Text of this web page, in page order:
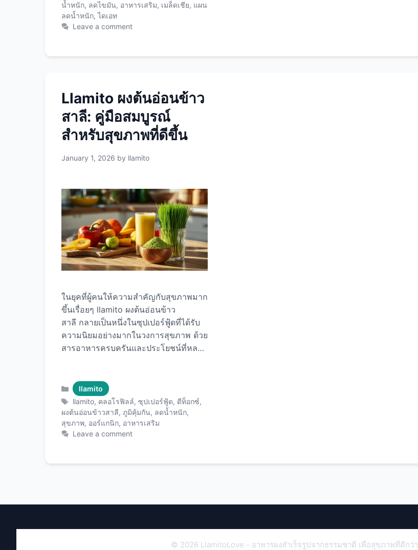
กินที่ถูกต้อง เวลาที่เหมาะสม และเคล็ดลับ
ที่จะทำให้คุณประสบความสำเร็จ
ด้วย เมล็ดเชียคุณภาพพรีเมียม ที่จะช่วย
ทำไมเมล็ดเชียถึงช่วยลดน้ำหนักได้? หลัก
น้ำหนักหายไปทันที แต่เป็น superfood ที่
ทำงานร่วมกับร่างกายเพื่อส่งเสริมการลด
น้ำหนักอย่างธรรมชาติและยั่งยืน นี่คือ
เหตุผลทางวิทยาศาสตร์: 1. ใยอาหารสูง
ทำให้อิ่มนาน เมล็ดเชีย 2 ช้อนโต๊ะ (28
กรัม) มีใยอาหาร ถึง 10 กรัม (40% ของ
ว่าผู้ที่ดื่มน้ำเมล็ดเชียก่อนอาหาร รู้สึกอิ่ม
เร็วขึ้น 24% และกินแคลอรี่ลดลง 2.
โปรตีนสูงช่วยเผาผลาญและรักษากล้าม
เนื้อ เมล็ดเชียมีโปรตีน 14-16% ซึ่งถือว่า
สูงมากสำหรับเมล็ดพืช ประโยชน์: การ
ศึกษา: American Journal of Clinical …
น้ำหนัก, ลดไขมัน, อาหารเสริม, เมล็ดเชีย, แผน
ลดน้ำหนัก,ไดเอท
Leave a comment
Llamito ผงต้นอ่อนข้าว
สาลี: คู่มือสมบูรณ์
สำหรับสุขภาพที่ดีขึ้น
January 1, 2026 by llamito
ในยุคที่ผู้คนให้ความสำคัญกับสุขภาพมาก
ขึ้นเรื่อยๆ llamito ผงต้นอ่อนข้าว
สาลี กลายเป็นหนึ่งในซุปเปอร์ฟู้ดที่ได้รับ
ความนิยมอย่างมากในวงการสุขภาพ ด้วย
สารอาหารครบครันและประโยชน์ที่หลาก
อย่างครอบคลุม ไม่ว่าจะเป็นการเสริม
สร้างภูมิคุ้มกัน ดีท็อกซ์ร่างกาย หรือเพิ่ม
พลังงานในแต่ละวัน ต้นอ่อนข้าวสาลีคือ
อะไร? ต้นอ่อนข้าวสาลี (Wheatgrass)
คือใบอ่อนของต้นข้าวสาลีที่มีอายุ
ความเข้มข้นของสารอาหารสูงที่สุด ต้น
อ่อนข้าวสาลีมีลักษณะเป็นใบเรียวยาวสี
เขียวสดใส เต็มไปด้วยคลอโรฟิลล์ซึ่งเป็น
Categories
llamito
Tags
llamito, คลอโรฟิลล์,ซุปเปอร์ฟู้ด, ดีท็อกซ์,
ผงต้นอ่อนข้าวสาลี, ภูมิคุ้มกัน, ลดน้ำหนัก,
สุขภาพ, ออร์แกนิก, อาหารเสริม
Leave a comment
© 2026 LlamitoLove - อาหารผงสำเร็จรูปจากธรรมชาติ เพื่อสุขภาพที่ดีกว่า